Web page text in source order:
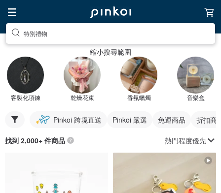
特別禮物
縮小搜尋範圍
客製化項鍊 乾燥花束 香氛蠟燭 音樂盒
Pinkoi 跨境直送 Pinkoi 嚴選 免運商品 折扣商
找到 2,000+ 件商品 熱門程度優先